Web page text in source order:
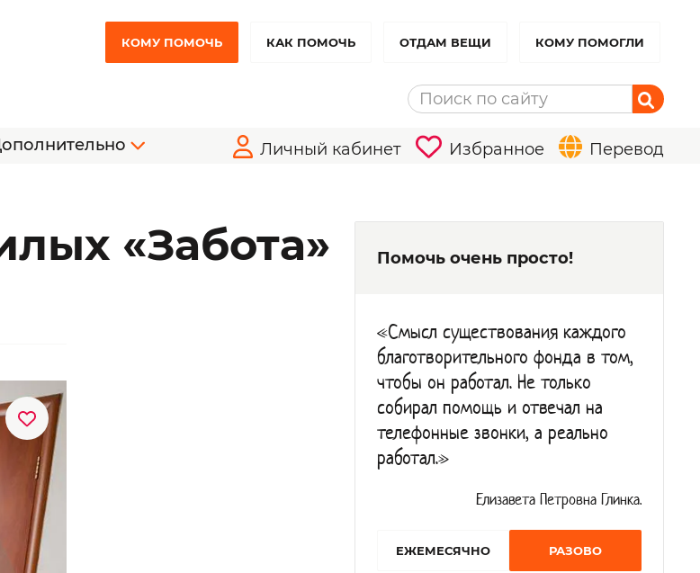
КОМУ ПОМОЧЬ КАК ПОМОЧЬ ОТДАМ ВЕЩИ КОМУ ПОМОГЛИ
Личный кабинет Избранное Перевод
«Забота»
Помочь очень просто!
«Смысл существования каждого
благотворительного фонда в том,
чтобы он работал. Не только
собирал помощь и отвечал на
телефонные звонки, а реально
работал.»
Елизавета Петровна Глинка.
EЖЕМЕСЯЧНО РАЗОВО